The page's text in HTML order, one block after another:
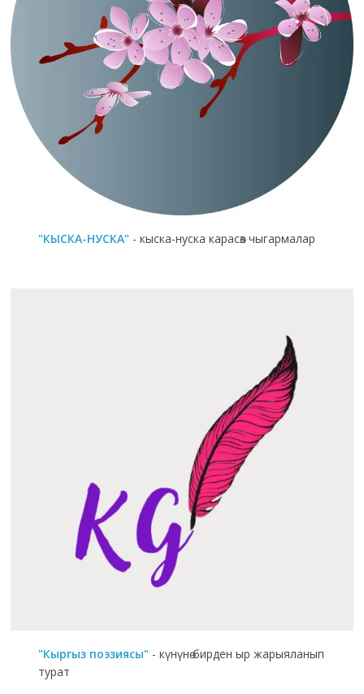
"КЫСКА-НУСКА" - кыска-нуска карасөз чыгармалар
"Кыргыз поэзиясы" - күнүнө бирден ыр жарыяланып
турат